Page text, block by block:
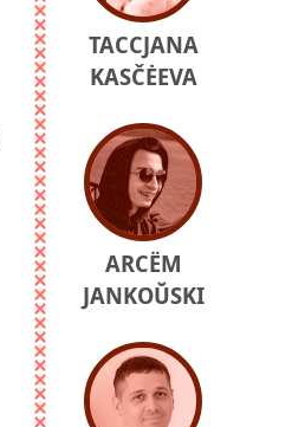
TACCJANA
KASČĖEVA
ARCЁM
JANKOŬSKI